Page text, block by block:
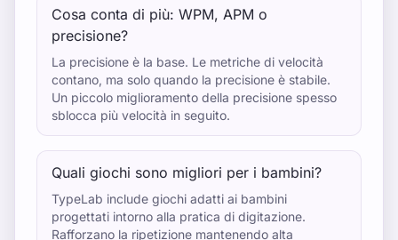
Cosa conta di più: WPM, APM o
precisione?
La precisione è la base. Le metriche di velocità
contano, ma solo quando la precisione è stabile.
Un piccolo miglioramento della precisione spesso
sblocca più velocità in seguito.
Quali giochi sono migliori per i bambini?
TypeLab include giochi adatti ai bambini
progettati intorno alla pratica di digitazione.
Rafforzano la ripetizione mantenendo alta